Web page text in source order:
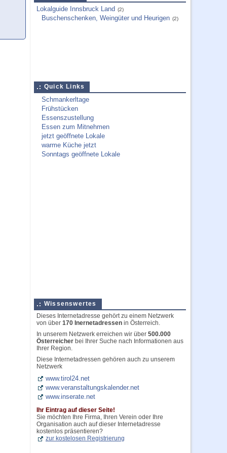
Lokalguide Innsbruck Land (2)
Buschenschenken, Weingüter und Heurigen (2)
Quick Links
Schmankerltage
Frühstücken
Essenszustellung
Essen zum Mitnehmen
jetzt geöffnete Lokale
warme Küche jetzt
Sonntags geöffnete Lokale
Wissenswertes
Dieses Internetadresse gehört zu einem Netzwerk
von über 170 Inernetadressen in Österreich.
In unserem Netzwerk erreichen wir über 500.000
Österreicher bei Ihrer Suche nach Informationen aus
Ihrer Region.
Diese Internetadressen gehören auch zu unserem
Netzwerk
www.tirol24.net
www.veranstaltungskalender.net
www.inserate.net
Ihr Eintrag auf dieser Seite!
Sie möchten Ihre Firma, Ihren Verein oder Ihre
Organisation auch auf dieser Internetadresse
kostenlos präsentieren?
zur kostelosen Registrierung